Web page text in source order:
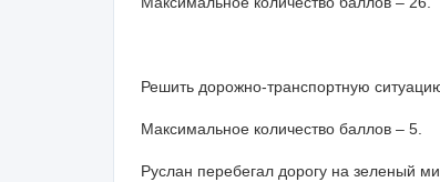
Решить дорожно-транспортную
Максимальное количество баллов – 5.
Руслан перебегал дорогу на зеленый